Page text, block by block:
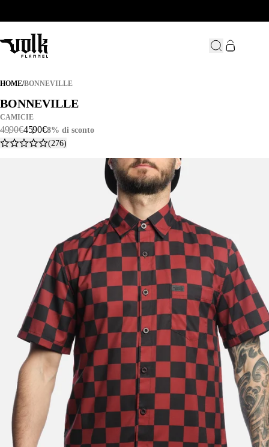
HOME/BONNEVILLE
BONNEVILLE
BONNEVILLE
BONNEVILLE
CAMICIE
49,90€45,90€8% di sconto
(276)